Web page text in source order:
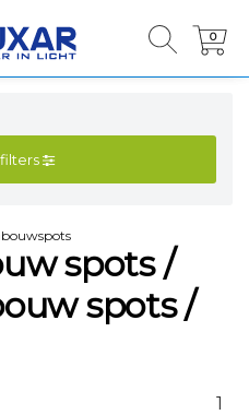
0
0
spots /
spots /
1